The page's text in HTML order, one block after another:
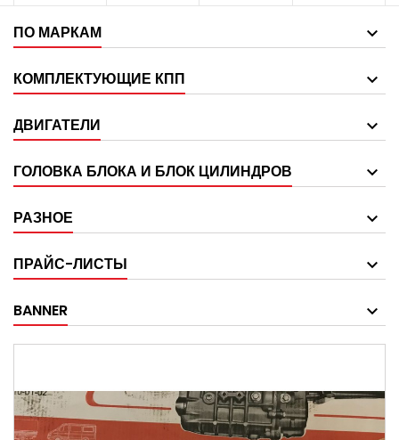
ПО МАРКАМ
КОМПЛЕКТУЮЩИЕ КПП
ДВИГАТЕЛИ
ГОЛОВКА БЛОКА И БЛОК ЦИЛИНДРОВ
РАЗНОЕ
ПРАЙС-ЛИСТЫ
BANNER